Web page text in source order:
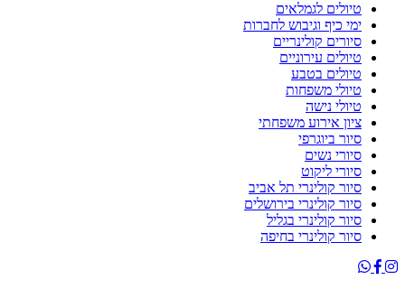
טיולים לגמלאים
ימי כיף וגיבוש לחברות
סיורים קולינריים
טיולים עירוניים
טיולים בטבע
טיולי משפחות
טיולי נישה
ציון אירוע משפחתי
סיור ביוגרפי
סיורי נשים
סיורי ליקוט
סיור קולינרי תל אביב
סיור קולינרי בירושלים
סיור קולינרי בגליל
סיור קולינרי בחיפה